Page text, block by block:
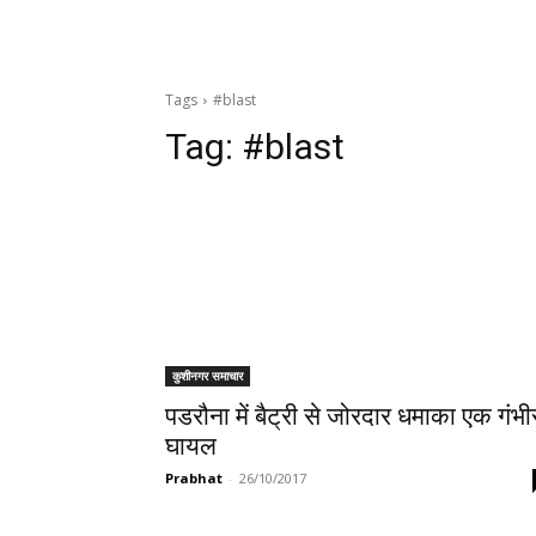
Tags #blast
Tag: #blast
कुशीनगर समाचार
पडरौना में बैट्री से जोरदार धमाका एक
घायल
Prabhat - 26/10/2017